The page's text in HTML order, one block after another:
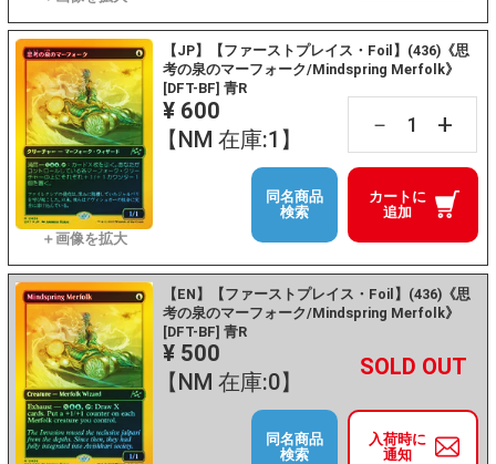
【JP】【ファーストプレイス・Foil】(436)《思
考の泉のマーフォーク/Mindspring Merfolk》
[DFT-BF] 青R
¥ 600
【NM 在庫:1】
－ +
カートに
追加
同名商品
検索
【EN】【ファーストプレイス・Foil】(436)《思
考の泉のマーフォーク/Mindspring Merfolk》
[DFT-BF] 青R
¥ 500
【NM 在庫:0】
－ +
入荷時に
通知
同名商品
検索